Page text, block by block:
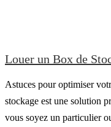
Louer un Box de
Astuces pour optimiser
stockage est une solution
vous soyez un particulier